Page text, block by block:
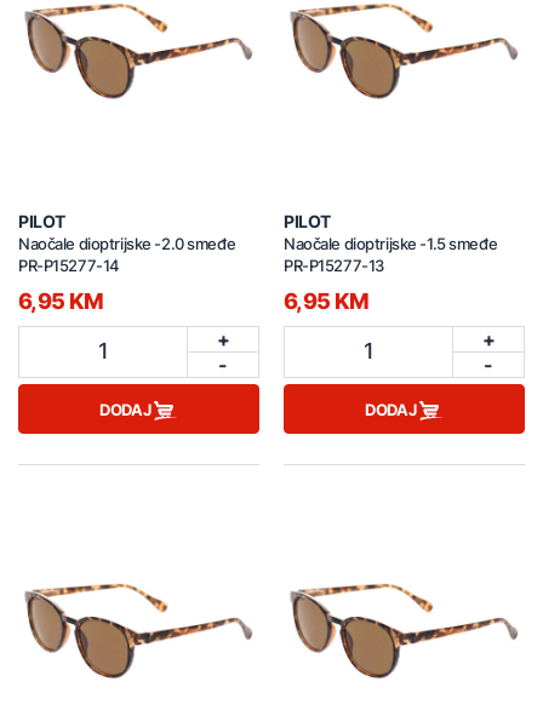
PILOT
Naočale dioptrijske -2.0 smeđe
PR-P15277-14
6,95 KM
1
+
-
DODAJ
PILOT
Naočale dioptrijske -1.5 smeđe
PR-P15277-13
6,95 KM
1
+
-
DODAJ